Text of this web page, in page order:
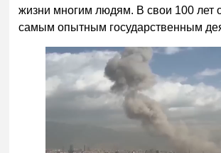
жизни многим людям. В свои 100 лет
самым опытным государственным